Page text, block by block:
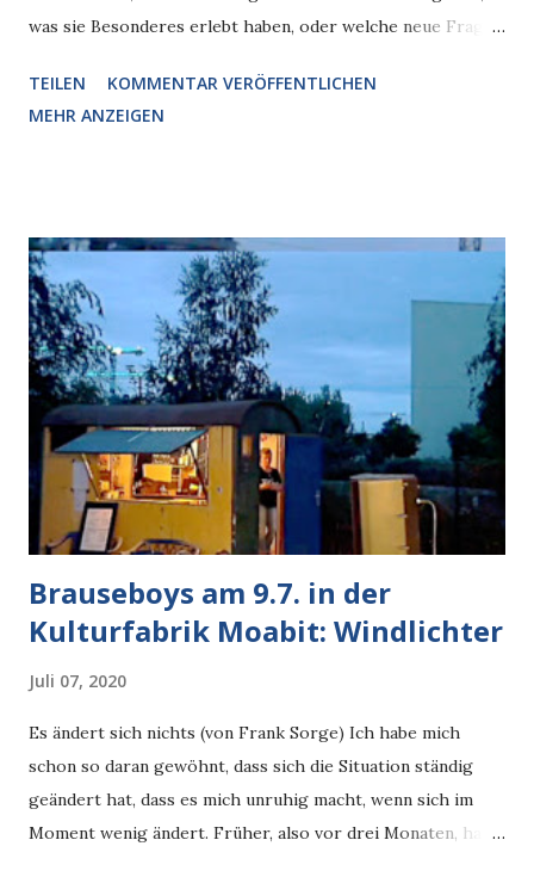
was sie Besonderes erlebt haben, oder welche neue Frage
aufschreiben. "Weißt du, Papa?", setzt mein Sohn an,
nachdem er zu mir gerannt ist. "Was denn?" "Das Weltall",
hat." "Ja", sage ich, "vielleicht hat es gar keins. Aber was sich
Menschen auch schon lange fragen, wie es überhaupt
angefangen hat." Er stutzt. "Was denken die denn?", fragt er,
jetzt bin ich in der Bredouille. "Die meisten denken, es gab
eine große Explosion und seitdem fliegt alles auseinander."
"Nein", un...
TEILEN
KOMMENTAR VERÖFFENTLICHEN
MEHR ANZEIGEN
Brauseboys am 9.7. in der
Kulturfabrik Moabit: Windlichter
Juli 07, 2020
Es ändert sich nichts (von Frank Sorge) Ich habe mich
schon so daran gewöhnt, dass sich die Situation ständig
geändert hat, dass es mich unruhig macht, wenn sich im
Moment wenig ändert. Früher, also vor drei Monaten, hat